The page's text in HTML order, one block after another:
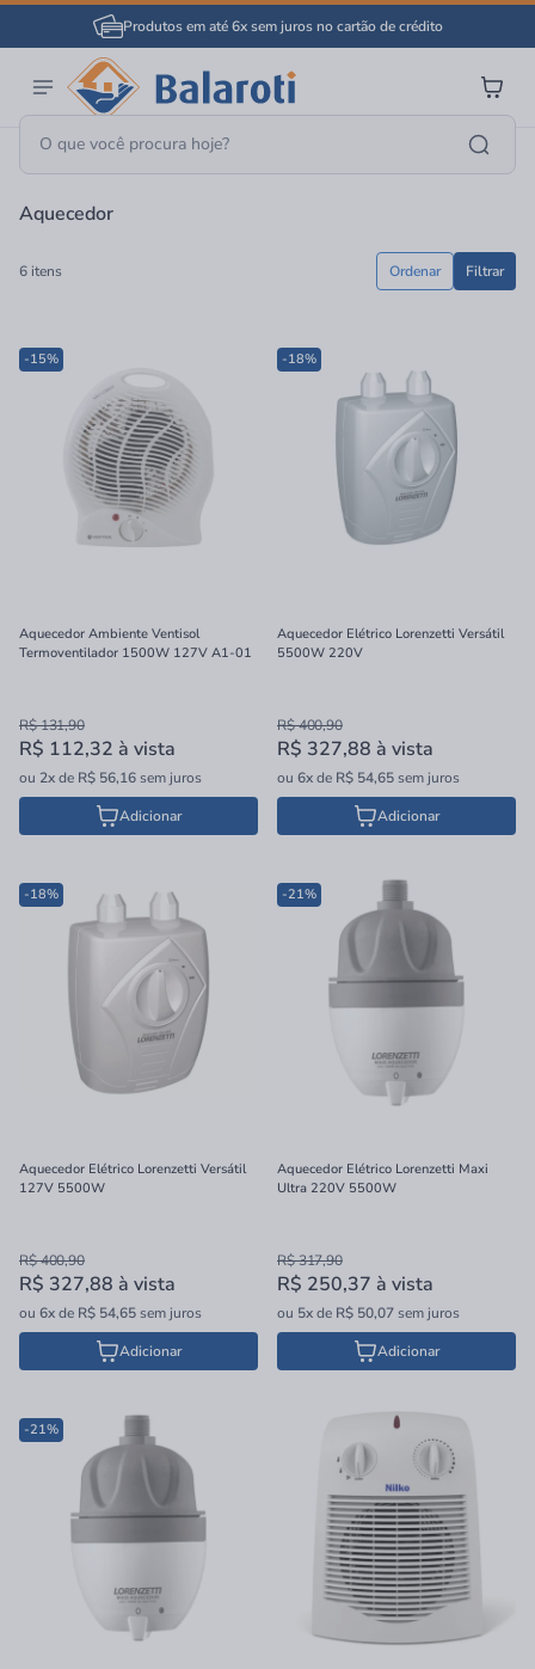
Produtos em até 6x sem juros no cartão de crédito
Página Inicial Aquecedor
Aquecedor
6 itens Filtrar
Ordenar
-15%
Aquecedor Ambiente Ventisol
Termoventilador 1500W 127V A1-01
R$ 131,90
R$ 112,32 à vista
ou 2xde R$ 56,16sem juros
Adicionar
-18%
Aquecedor Elétrico Lorenzetti Versátil
5500W 220V
R$ 400,90
R$ 327,88 à vista
ou 6xde R$ 54,65sem juros
Adicionar
-18%
Aquecedor Elétrico Lorenzetti Versátil
127V 5500W
R$ 400,90
R$ 327,88 à vista
ou 6xde R$ 54,65sem juros
Adicionar
-21%
Aquecedor Elétrico Lorenzetti Maxi
Ultra 220V 5500W
R$ 317,90
R$ 250,37 à vista
ou 5xde R$ 50,07sem juros
Adicionar
-21%